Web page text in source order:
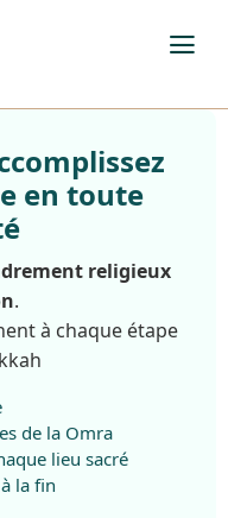
en toute
religieux
.
à chaque étape
de la Omra
lieu sacré
la fin